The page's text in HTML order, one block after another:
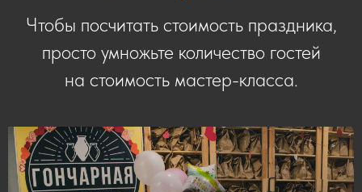
Чтобы посчитать стоимость праздника,
просто умножьте количество гостей
на стоимость мастер-класса.